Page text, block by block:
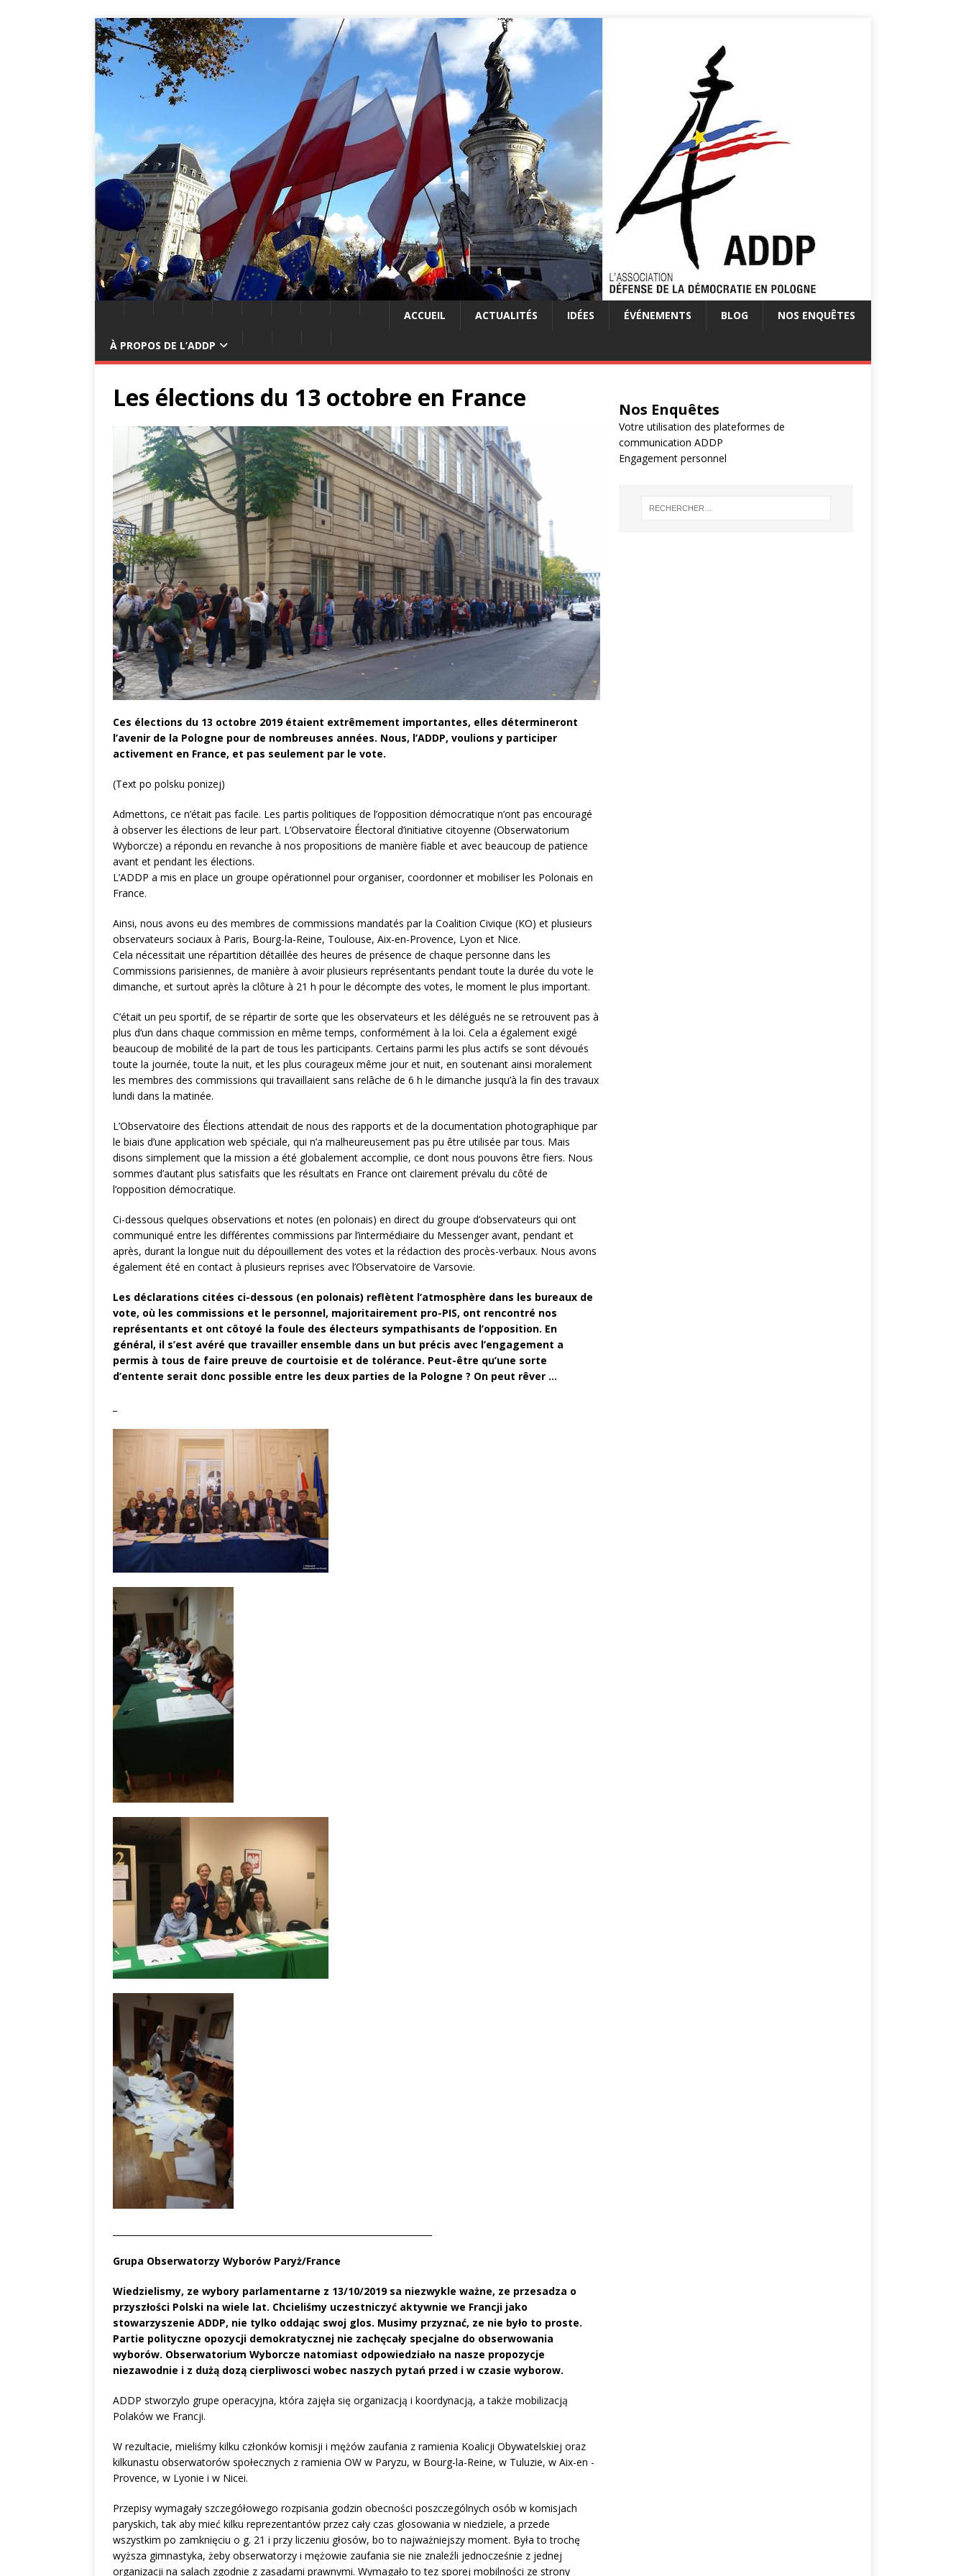
ACCUEIL ACTUALITÉS IDÉES ÉVÉNEMENTS BLOG NOS ENQUÊTES
À PROPOS DE L’ADDP
Les élections du 13 octobre en France
Ces élections du 13 octobre 2019 étaient extrêmement importantes, elles détermineront
l’avenir de la Pologne pour de nombreuses années. Nous, l’ADDP, voulions y participer
activement en France, et pas seulement par le vote.
(Text po polsku ponizej)
Admettons, ce n’était pas facile. Les partis politiques de l’opposition démocratique n’ont pas encouragé
à observer les élections de leur part. L’Observatoire Électoral d’initiative citoyenne (Obserwatorium
Wyborcze) a répondu en revanche à nos propositions de manière fiable et avec beaucoup de patience
avant et pendant les élections.
L’ADDP a mis en place un groupe opérationnel pour organiser, coordonner et mobiliser les Polonais en
France.
Ainsi, nous avons eu des membres de commissions mandatés par la Coalition Civique (KO) et plusieurs
observateurs sociaux à Paris, Bourg-la-Reine, Toulouse, Aix-en-Provence, Lyon et Nice.
Cela nécessitait une répartition détaillée des heures de présence de chaque personne dans les
Commissions parisiennes, de manière à avoir plusieurs représentants pendant toute la durée du vote le
dimanche, et surtout après la clôture à 21 h pour le décompte des votes, le moment le plus important.
C’était un peu sportif, de se répartir de sorte que les observateurs et les délégués ne se retrouvent pas à
plus d’un dans chaque commission en même temps, conformément à la loi. Cela a également exigé
beaucoup de mobilité de la part de tous les participants. Certains parmi les plus actifs se sont dévoués
toute la journée, toute la nuit, et les plus courageux même jour et nuit, en soutenant ainsi moralement
les membres des commissions qui travaillaient sans relâche de 6 h le dimanche jusqu’à la fin des travaux
lundi dans la matinée.
L’Observatoire des Élections attendait de nous des rapports et de la documentation photographique par
le biais d’une application web spéciale, qui n’a malheureusement pas pu être utilisée par tous. Mais
disons simplement que la mission a été globalement accomplie, ce dont nous pouvons être fiers. Nous
sommes d’autant plus satisfaits que les résultats en France ont clairement prévalu du côté de
l’opposition démocratique.
Ci-dessous quelques observations et notes (en polonais) en direct du groupe d’observateurs qui ont
communiqué entre les différentes commissions par l’intermédiaire du Messenger avant, pendant et
après, durant la longue nuit du dépouillement des votes et la rédaction des procès-verbaux. Nous avons
également été en contact à plusieurs reprises avec l’Observatoire de Varsovie.
Les déclarations citées ci-dessous (en polonais) reflètent l’atmosphère dans les bureaux de
vote, où les commissions et le personnel, majoritairement pro-PIS, ont rencontré nos
représentants et ont côtoyé la foule des électeurs sympathisants de l’opposition. En
général, il s’est avéré que travailler ensemble dans un but précis avec l’engagement a
permis à tous de faire preuve de courtoisie et de tolérance. Peut-être qu’une sorte
d’entente serait donc possible entre les deux parties de la Pologne ? On peut rêver …
Grupa Obserwatorzy Wyborów Paryż/France
Wiedzielismy, ze wybory parlamentarne z 13/10/2019 sa niezwykle ważne, ze przesadza o
przyszłości Polski na wiele lat. Chcieliśmy uczestniczyć aktywnie we Francji jako
stowarzyszenie ADDP, nie tylko oddając swoj glos. Musimy przyznać, ze nie było to proste.
Partie polityczne opozycji demokratycznej nie zachęcały specjalne do obserwowania
wyborów. Obserwatorium Wyborcze natomiast odpowiedziało na nasze propozycje
niezawodnie i z dużą dozą cierpliwosci wobec naszych pytań przed i w czasie wyborow.
ADDP stworzylo grupe operacyjna, która zajęła się organizacją i koordynacją, a także mobilizacją
Polaków we Francji.
W rezultacie, mieliśmy kilku członków komisji i mężów zaufania z ramienia Koalicji Obywatelskiej oraz
kilkunastu obserwatorów społecznych z ramienia OW w Paryzu, w Bourg-la-Reine, w Tuluzie, w Aix-en -
Provence, w Lyonie i w Nicei.
Przepisy wymagały szczegółowego rozpisania godzin obecności poszczególnych osób w komisjach
paryskich, tak aby mieć kilku reprezentantów przez cały czas glosowania w niedziele, a przede
wszystkim po zamknięciu o g. 21 i przy liczeniu głosów, bo to najważniejszy moment. Była to trochę
wyższa gimnastyka, żeby obserwatorzy i mężowie zaufania sie nie znaleźli jednocześnie z jednej
organizacji na salach zgodnie z zasadami prawnymi. Wymagało to tez sporej mobilności ze strony
Nos Enquêtes
Votre utilisation des plateformes de
communication ADDP
Engagement personnel